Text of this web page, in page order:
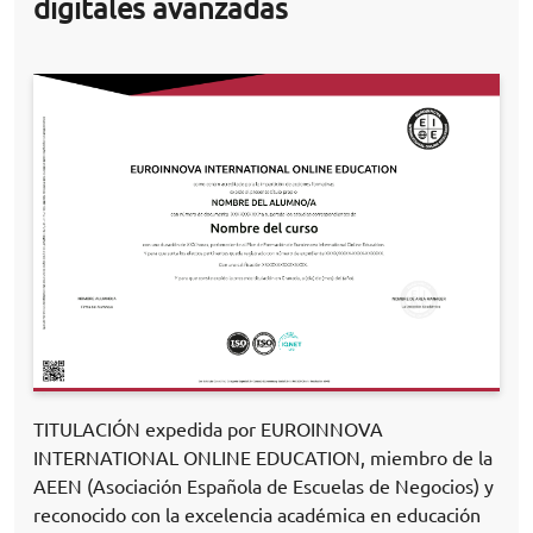
digitales avanzadas
TITULACIÓN expedida por EUROINNOVA
INTERNATIONAL ONLINE EDUCATION, miembro de la
AEEN (Asociación Española de Escuelas de Negocios) y
reconocido con la excelencia académica en educación